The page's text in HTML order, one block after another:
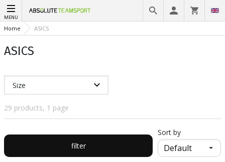
MENU
Home ASICS
ASICS
Size
29 products, 1 page
filter
Sort by